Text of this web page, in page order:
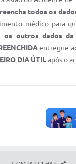
todos os
médico para
os outros dados da
entregue
DIA ÚTILapós o